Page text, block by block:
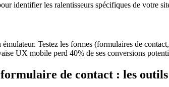
identifier les ralentisseurs spécifiques de votre
Testez les formes (formulaires de
UX mobile perd 40% de ses conversions
de contact : les